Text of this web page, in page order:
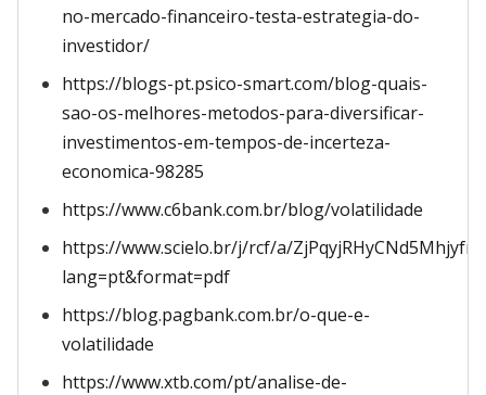
no-mercado-financeiro-testa-estrategia-do-
investidor/
https://blogs-pt.psico-smart.com/blog-quais-
sao-os-melhores-metodos-para-diversificar-
investimentos-em-tempos-de-incerteza-
economica-98285
https://www.c6bank.com.br/blog/volatilidade
https://www.scielo.br/j/rcf/a/
lang=pt&format=pdf
https://blog.pagbank.com.br/o-que-e-
volatilidade
https://www.xtb.com/pt/analise-de-